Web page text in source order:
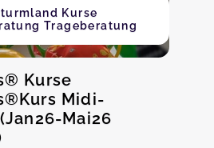
Kurse
Trageberatung
Kurse
Midi-
Mai26